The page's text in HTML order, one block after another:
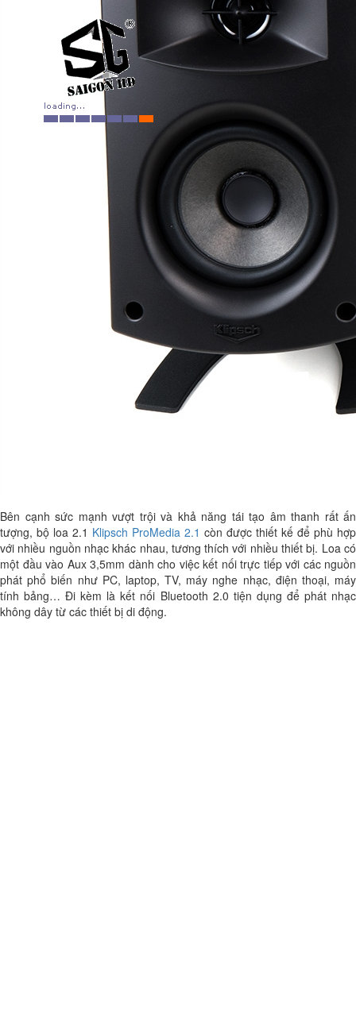
Bên cạnh sức mạnh vượt trội và khả năng tái tạo âm thanh rất ấn
tượng, bộ loa 2.1 Klipsch ProMedia 2.1 còn được thiết kế để phù hợp
với nhiều nguồn nhạc khác nhau, tương thích với nhiều thiết bị. Loa có
một đầu vào Aux 3,5mm dành cho việc kết nối trực tiếp với các nguồn
phát phổ biến như PC, laptop, TV, máy nghe nhạc, điện thoại, máy
tính bảng… Đi kèm là kết nối Bluetooth 2.0 tiện dụng để phát nhạc
không dây từ các thiết bị di động.